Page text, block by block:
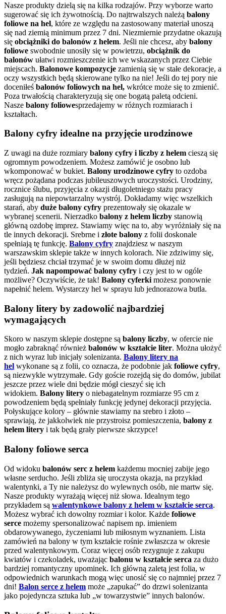
Nasze produkty dzielą się na kilka rodzajów. Przy wyborze warto
sugerować się ich żywotnością. Do najtrwalszych należą balony
foliowe na hel, które ze względu na zastosowany materiał unoszą
się nad ziemią minimum przez 7 dni. Niezmiernie przydatne okazują
się obciążniki do balonów z helem. Jeśli nie chcesz, aby balony
foliowe swobodnie unosiły się w powietrzu, obciążnik do
balonów ułatwi rozmieszczenie ich we wskazanych przez Ciebie
miejscach. Balonowe kompozycje zamienią się w stałe dekoracje, a
oczy wszystkich będą skierowane tylko na nie! Jeśli do tej pory nie
doceniłeś balonów foliowych na hel, wkrótce może się to zmienić.
Poza trwałością charakteryzują się one bogatą paletą odcieni.
Nasze balony foliowesprzedajemy w różnych rozmiarach i
kształtach.
Balony cyfry idealne na przyjęcie urodzinowe
Z uwagi na duże rozmiary balony cyfry i liczby z helem cieszą się
ogromnym powodzeniem. Możesz zamówić je osobno lub
wkomponować w bukiet. Balony urodzinowe cyfry to ozdoba
wręcz pożądana podczas jubileuszowych uroczystości. Urodziny,
rocznice ślubu, przyjęcia z okazji długoletniego stażu pracy
zasługują na niepowtarzalny wystrój. Dokładamy więc wszelkich
starań, aby duże balony cyfry prezentowały się okazale w
wybranej scenerii. Nierzadko balony z helem liczby stanowią
główną ozdobę imprez. Stawiamy więc na to, aby wyróżniały się na
tle innych dekoracji. Srebrne i złote balony z folii doskonale
spełniają tę funkcję. Balony cyfry znajdziesz w naszym
warszawskim sklepie także w innych kolorach. Nie zdziwimy się,
jeśli będziesz chciał trzymać je w swoim domu dłużej niż
tydzień. Jak napompować balony cyfry i czy jest to w ogóle
możliwe? Oczywiście, że tak! Balony cyferki możesz ponownie
napełnić helem. Wystarczy hel w sprayu lub jednorazowa butla.
Balony litery by zadowolić najbardziej
wymagających
Skoro w naszym sklepie dostępne są balony liczby, w ofercie nie
mogło zabraknąć również balonów w kształcie liter. Można ułożyć
z nich wyraz lub inicjały solenizanta. Balony litery na
hel wykonane są z folii, co oznacza, że podobnie jak foliowe cyfry,
są niezwykle wytrzymałe. Gdy goście rozejdą się do domów, jubilat
jeszcze przez wiele dni będzie mógł cieszyć się ich
widokiem. Balony litery o niebagatelnym rozmiarze 95 cm z
powodzeniem będą spełniały funkcję jedynej dekoracji przyjęcia.
Połyskujące kolory – głównie stawiamy na srebro i złoto –
sprawiają, że jakkolwiek nie przystroisz pomieszczenia, balony z
helem litery i tak będą grały pierwsze skrzypce!
Balony foliowe serca
Od widoku balonów serc z helem każdemu mocniej zabije jego
własne serducho. Jeśli zbliża się uroczysta okazja, na przykład
walentynki, a Ty nie należysz do wylewnych osób, nie martw się.
Nasze produkty wyrażają więcej niż słowa. Idealnym tego
przykładem są walentynkowe balony z helem w kształcie serca.
Możesz wybrać ich dowolny rozmiar i kolor. Każde foliowe
serce możemy spersonalizować napisem np. imieniem
obdarowywanego, życzeniami lub miłosnym wyznaniem. Lista
zamówień na balony w tym kształcie rośnie zwłaszcza w okresie
przed walentynkowym. Coraz więcej osób rezygnuje z zakupu
kwiatów i czekoladek, uważając balonu w kształcie serca za dużo
bardziej romantyczny upominek. Ich główną zaletą jest folia, w
odpowiednich warunkach mogą więc unosić się co najmniej przez 7
dni! Balon serce z helem może „zapukać” do drzwi solenizanta
jako pojedyncza sztuka lub „w towarzystwie” innych balonów.